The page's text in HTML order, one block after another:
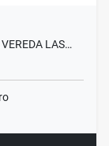
LAS…